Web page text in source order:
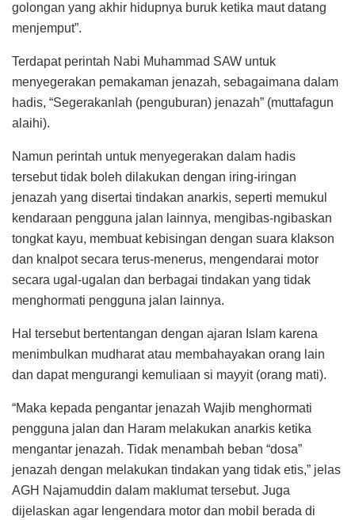
golongan yang akhir hidupnya buruk ketika maut datang
menjemput”.
Terdapat perintah Nabi Muhammad SAW untuk
menyegerakan pemakaman jenazah, sebagaimana dalam
hadis, “Segerakanlah (penguburan) jenazah” (muttafagun
alaihi).
Namun perintah untuk menyegerakan dalam hadis
tersebut tidak boleh dilakukan dengan iring-iringan
jenazah yang disertai tindakan anarkis, seperti memukul
kendaraan pengguna jalan lainnya, mengibas-ngibaskan
tongkat kayu, membuat kebisingan dengan suara klakson
dan knalpot secara terus-menerus, mengendarai motor
secara ugal-ugalan dan berbagai tindakan yang tidak
menghormati pengguna jalan lainnya.
Hal tersebut bertentangan dengan ajaran Islam karena
menimbulkan mudharat atau membahayakan orang lain
dan dapat mengurangi kemuliaan si mayyit (orang mati).
“Maka kepada pengantar jenazah Wajib menghormati
pengguna jalan dan Haram melakukan anarkis ketika
mengantar jenazah. Tidak menambah beban “dosa”
jenazah dengan melakukan tindakan yang tidak etis,” jelas
AGH Najamuddin dalam maklumat tersebut. Juga
dijelaskan agar lengendara motor dan mobil berada di